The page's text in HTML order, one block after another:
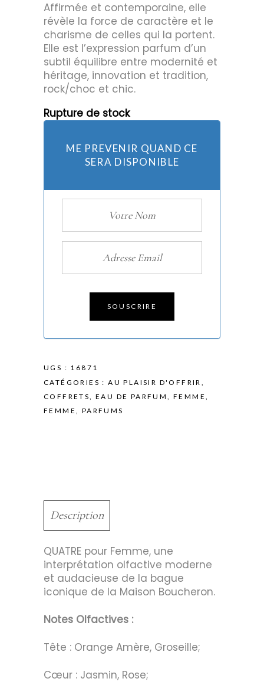
Affirmée et contemporaine, elle
révèle la force de caractère et le
charisme de celles qui la portent.
Elle est l’expression parfum d’un
subtil équilibre entre modernité et
héritage, innovation et tradition,
rock/choc et chic.
Rupture de stock
ME PREVENIR QUAND CE
SERA DISPONIBLE
SOUSCRIRE
UGS : 16871
CATÉGORIES :AU PLAISIR D'OFFRIR ,
COFFRETS,EAU DE PARFUM,FEMME,
FEMME , PARFUMS
Description
QUATRE pour Femme, une
interprétation olfactive moderne
et audacieuse de la bague
iconique de la Maison Boucheron.
Notes Olfactives :
Tête : Orange Amère, Groseille;
Cœur : Jasmin, Rose;